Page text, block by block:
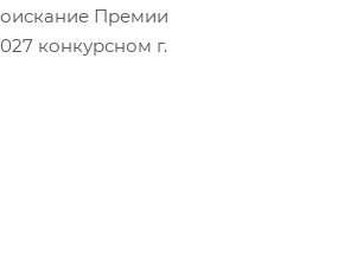
Премии
конкурсном г.